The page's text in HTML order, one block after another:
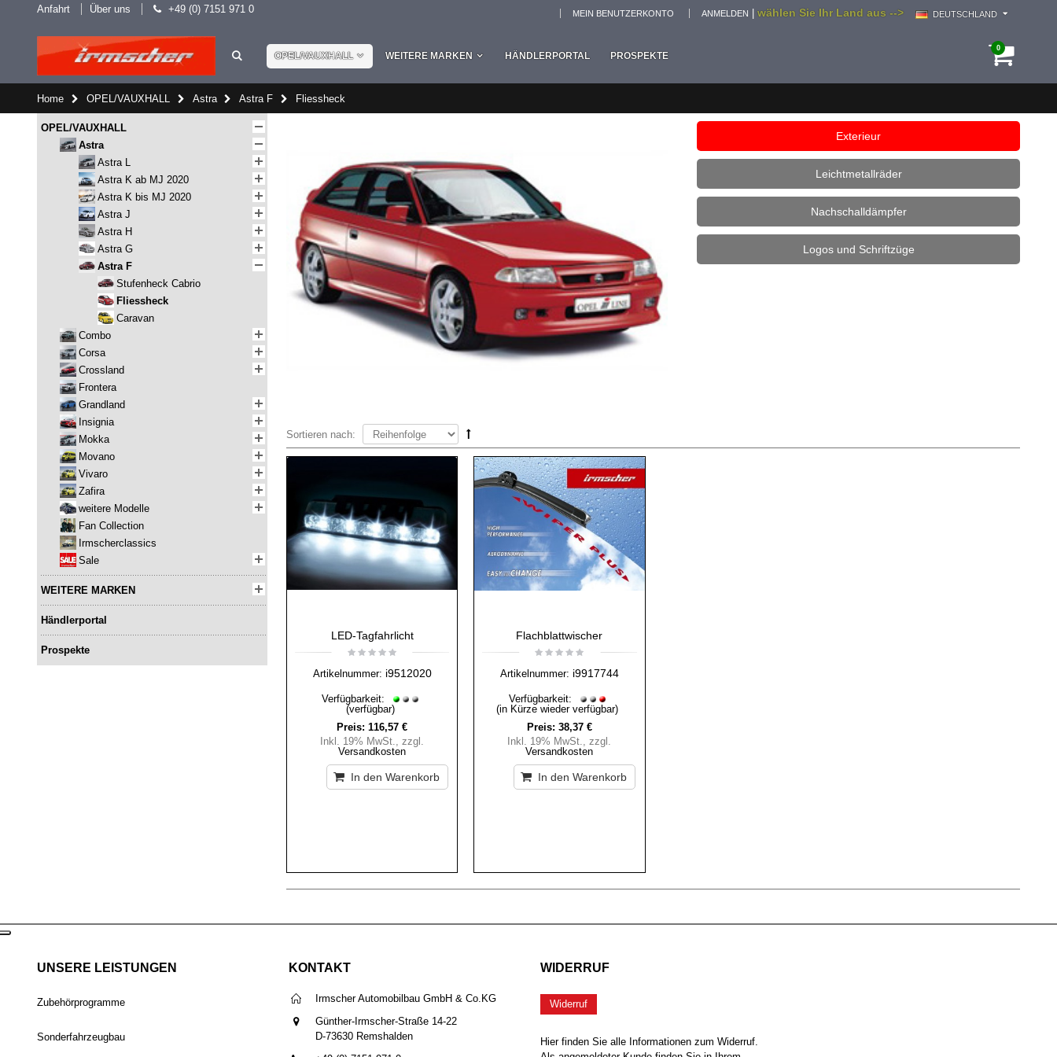
Anfahrt Über uns +49 (0) 7151 971 0 wählen Sie Ihr Land aus --> DEUTSCHLAND
MEIN BENUTZERKONTO ANMELDEN
0
OPEL/VAUXHALL WEITERE MARKEN HÄNDLERPORTAL PROSPEKTE
Home OPEL/VAUXHALL Astra Astra F Fliessheck
Exterieur
Leichtmetallräder
Nachschalldämpfer
Logos und Schriftzüge
Sortieren nach:
LED-Tagfahrlicht
Artikelnummer: i9512020
Verfügbarkeit:
(verfügbar)
Preis: 116,57 €
Inkl. 19% MwSt.,zzgl.
Versandkosten
In den Warenkorb
Flachblattwischer
Artikelnummer: i9917744
Verfügbarkeit:
(in Kürze wieder verfügbar)
Preis: 38,37 €
Inkl. 19% MwSt.,zzgl.
Versandkosten
In den Warenkorb
OPEL/VAUXHALL
Astra
Astra L
Astra K ab MJ 2020
Astra K bis MJ 2020
Astra J
Astra H
Astra G
Astra F
Stufenheck Cabrio
Fliessheck
Caravan
Combo
Corsa
Crossland
Frontera
Grandland
Insignia
Mokka
Movano
Vivaro
Zafira
weitere Modelle
Fan Collection
Irmscherclassics
Sale
WEITERE MARKEN
Händlerportal
Prospekte
UNSERE LEISTUNGEN
Zubehörprogramme
Sonderfahrzeugbau
KONTAKT
Irmscher Automobilbau GmbH & Co.KG
Günther-Irmscher-Straße 14-22
D-73630 Remshalden
WIDERRUF
Widerruf
Hier finden Sie alle Informationen zum Widerruf.